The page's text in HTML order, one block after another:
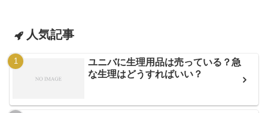
人気記事
ユニバに生理用品は売っている？急
な生理はどうすればいい？